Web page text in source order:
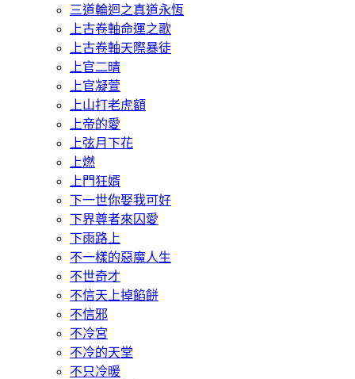
三道輪迴之真道永恆
上古卷軸命運之歌
上古卷軸天際暴徒
上官二晴
上官凝萱
上山打老虎額
上帝的愛
上弦月下花
上燃
上門狂婿
下一世你娶我可好
下界尊者來囚愛
下雨路上
不一樣的惡魔人生
不世奇才
不信天上掉餡餅
不信邪
不冷宮
不冷的天堂
不只冷暖